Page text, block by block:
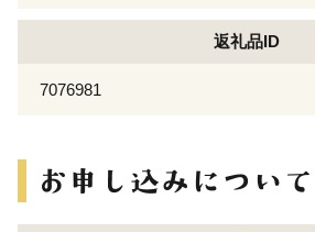
返礼品ID
7076981